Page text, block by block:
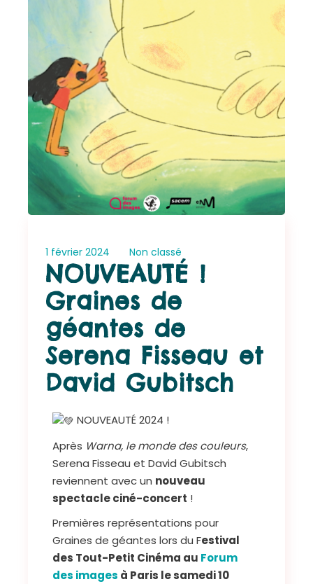
1 février 2024 Non classé
NOUVEAUTÉ !
Graines de
géantes de
Serena Fisseau et
David Gubitsch
NOUVEAUTÉ 2024 !
Après Warna, le monde des couleurs,
Serena Fisseau et David Gubitsch
reviennent avec un nouveau
spectacle ciné-concert !
Premières représentations pour
Graines de géantes lors du Festival
des Tout-Petit Cinéma au Forum
des images à Paris le samedi 10